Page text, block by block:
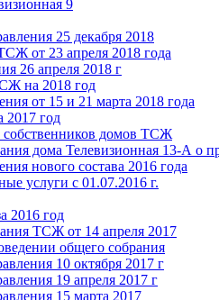
9
25 декабря 2018
от 23 апреля 2018 года
26 апреля 2018 г
на 2018 год
от 15 и 21 марта 2018 года
2017 год
домов ТСЖ
дома Телевизионная 13-А о
нового состава 2016 года
услуги с 01.07.2016 г.
2016 год
ТСЖ от 14 апреля 2017
общего собрания
10 октября 2017 г
19 апреля 2017 г
15 марта 2017